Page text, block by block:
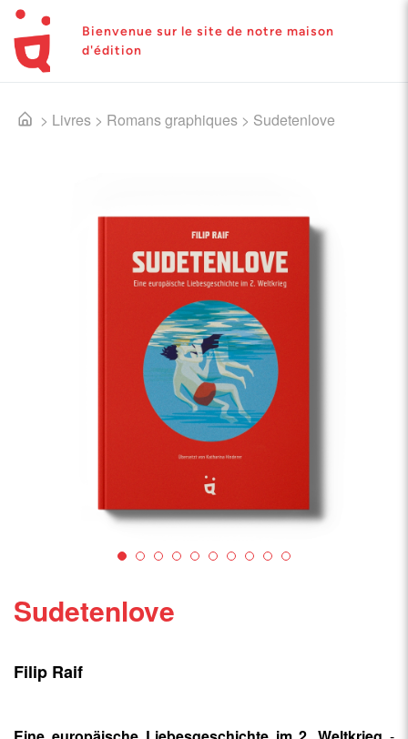
Bienvenue sur le site de notre maison
d'édition
> Livres > Romans graphiques > Sudetenlove
Sudetenlove
Filip Raif